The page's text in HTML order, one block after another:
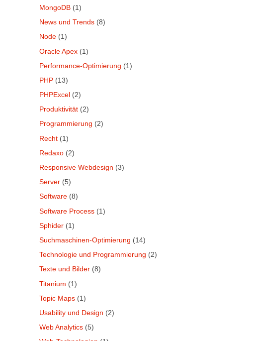
MongoDB (1)
News und Trends (8)
Node (1)
Oracle Apex (1)
Performance-Optimierung (1)
PHP (13)
PHPExcel (2)
Produktivität (2)
Programmierung (2)
Recht (1)
Redaxo (2)
Responsive Webdesign (3)
Server (5)
Software (8)
Software Process (1)
Sphider (1)
Suchmaschinen-Optimierung (14)
Technologie und Programmierung (2)
Texte und Bilder (8)
Titanium (1)
Topic Maps (1)
Usability und Design (2)
Web Analytics (5)